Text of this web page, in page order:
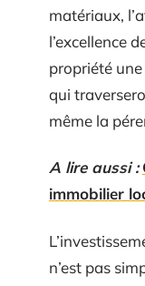
matériaux,
l’excellence
propriété
qui
même la
A lire aussi :
immobilier
n’est pas